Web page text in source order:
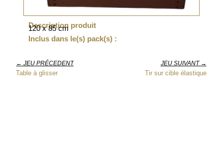
Description produit
120 x 85 cm
Inclus dans le(s) pack(s) :
← JEU PRÉCEDENT
Table à glisser
JEU SUIVANT →
Tir sur cible élastique